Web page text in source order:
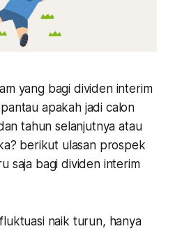
yang bagi dividen interim
apakah jadi calon
tahun selanjutnya atau
berikut ulasan prospek
saja bagi dividen interim
naik turun, hanya